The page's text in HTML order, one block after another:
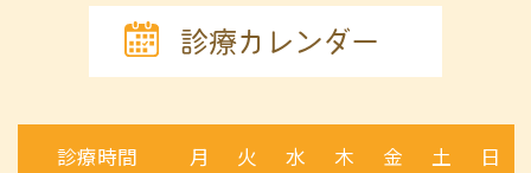
診療カレンダー
診療時間 月 火 水 木 金 土 日